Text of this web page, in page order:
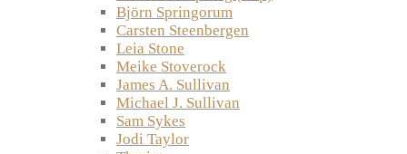
Björn Springorum
Carsten Steenbergen
Leia Stone
Meike Stoverock
James A. Sullivan
Michael J. Sullivan
Sam Sykes
Jodi Taylor